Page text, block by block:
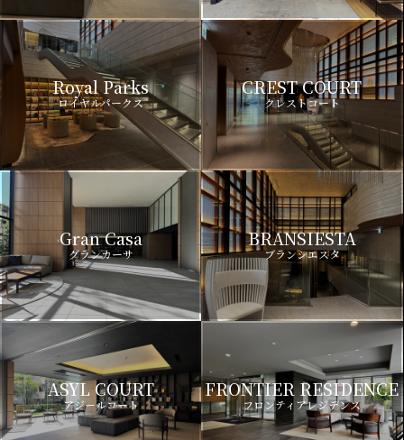
Royal Parks
ロイヤルパークス
CREST COURT
クレストコート
Gran Casa
グランカーサ
BRANSIESTA
ブランシエスタ
ASYL COURT
アジールコート
FRONTIER RESIDENCE
フロンティアレジデンス